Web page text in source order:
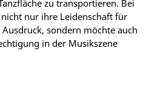
zu transportieren. Bei
nur ihre Leidenschaft für
sondern möchte auch
in der Musikszene